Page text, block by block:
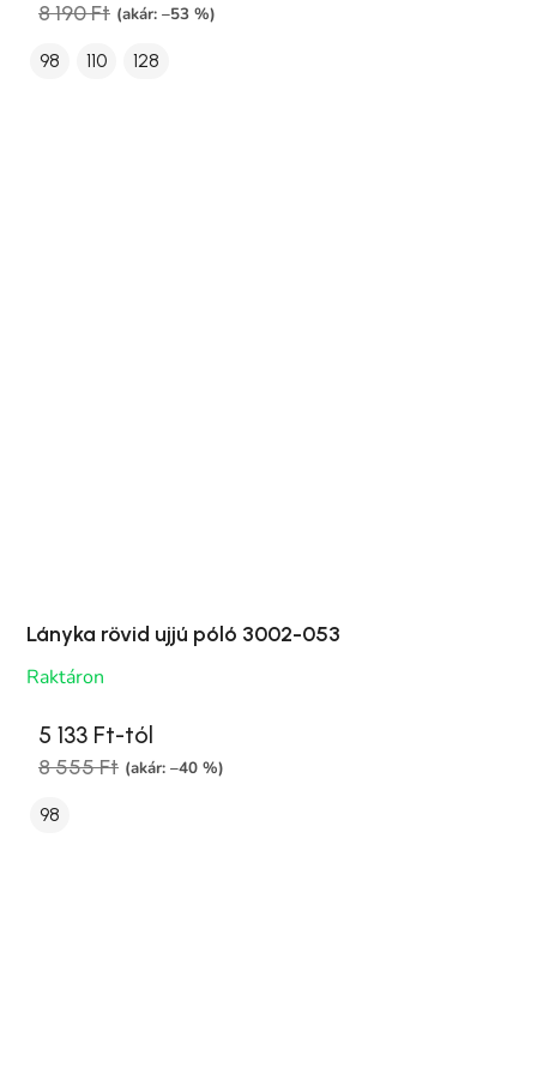
8 190 Ft (akár: –53 %)
98 110 128
Lányka rövid ujjú póló 3002-053
Raktáron
5 133 Ft-tól
8 555 Ft (akár: –40 %)
98